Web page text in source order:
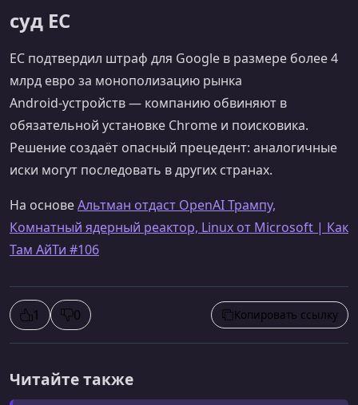
суд ЕС
ЕС подтвердил штраф для Google в размере более 4
млрд евро за монополизацию рынка
Android‑устройств — компанию обвиняют в
обязательной установке Chrome и поисковика.
Решение создаёт опасный прецедент: аналогичные
иски могут последовать в других странах.
На основеАльтман отдаст OpenAI Трампу,
Комнатный ядерный реактор, Linux от Microsoft | Как
Там АйТи #106
1 0 Копировать ссылку
Читайте также